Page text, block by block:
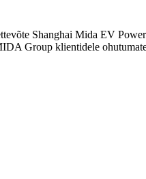
Shanghai Mida EV
Group klientidele